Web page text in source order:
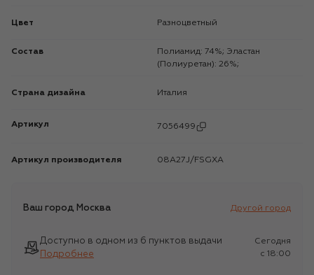
Цвет Разноцветный
Состав
Полиамид: 74%; Эластан
(Полиуретан): 26%;
Страна дизайна Италия
Артикул 7056499
Артикул производителя 08A27J/FSGXA
Ваш город Москва Другой город
Доступно в одном из 6 пунктов выдачи
Подробнее
Сегодня
c 18:00